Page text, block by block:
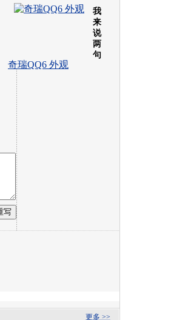
奇瑞QQ6 外观
我
来
说
两
句
更多 >>